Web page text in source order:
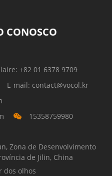
CONOSCO
+82 01 6378 9709
E-mail: contact@vocol.kr
15358759980
Zona de Desenvolvimento
de Jilin, China
dos olhos